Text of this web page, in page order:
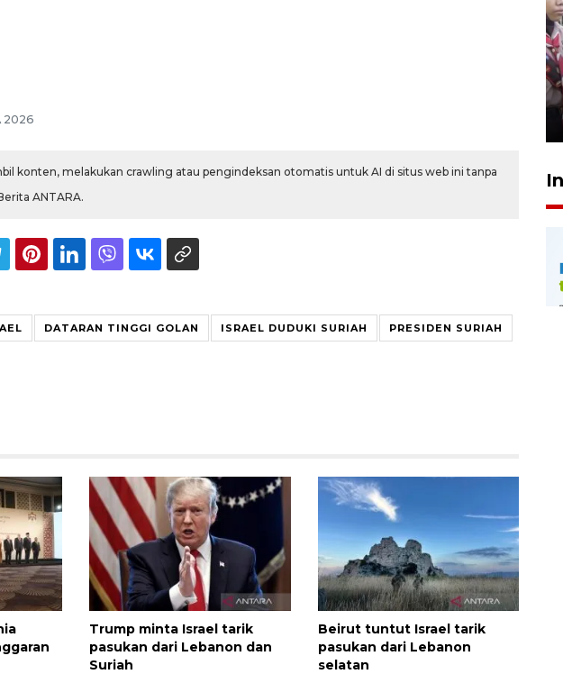
2026
konten, melakukan crawling atau pengindeksan otomatis untuk AI di situs web ini tanpa
ANTARA.
DATARAN TINGGI GOLAN ISRAEL DUDUKI SURIAH PRESIDEN SURIAH
Trump minta Israel tarik
pasukan dari Lebanon dan
Suriah
Beirut tuntut Israel tarik
pasukan dari Lebanon
selatan